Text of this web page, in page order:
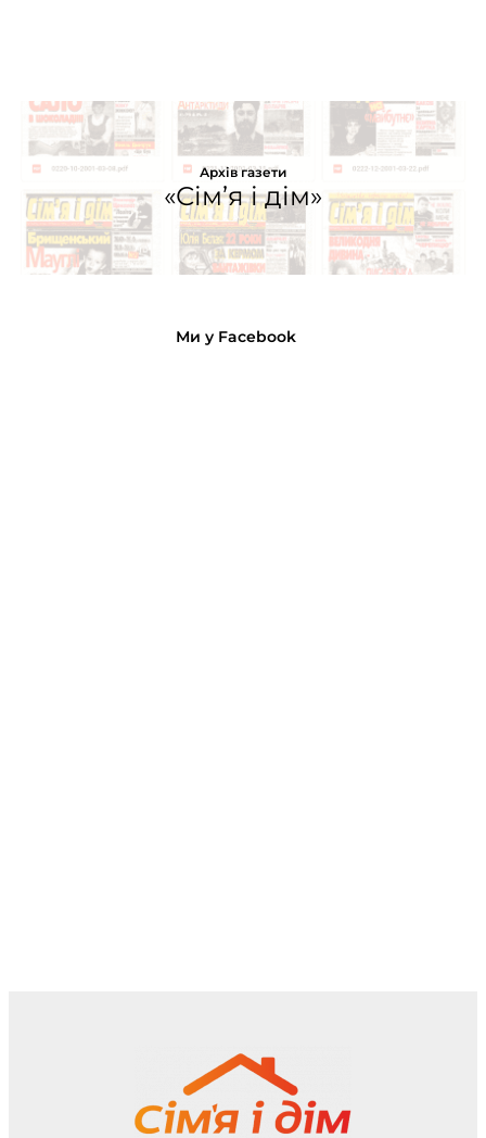
Архів газети
«Сім’я і дім»
Ми у Facebook